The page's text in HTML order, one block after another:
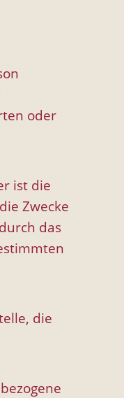
oder
ist die
Zwecke
das
die